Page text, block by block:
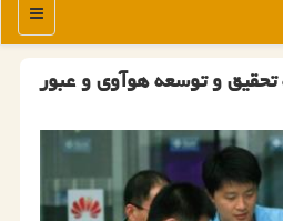
منو
و توسعه هوآوی و عبور